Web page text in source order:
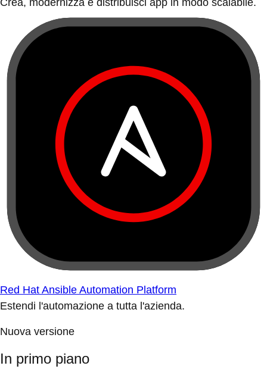
Crea, modernizza e distribuisci app in modo scalabile.
Red Hat Ansible Automation Platform
Estendi l'automazione a tutta l'azienda.
Nuova versione
In primo piano